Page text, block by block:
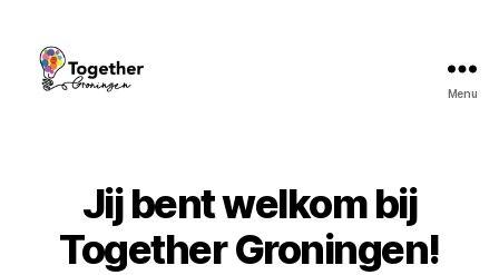
Menu
Jij bent welkom bij
Together Groningen!